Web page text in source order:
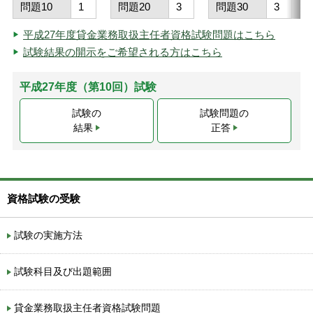
問題10
1
問題20
3
問題30
3
平成27年度貸金業務取扱主任者資格試験問題はこちら
試験結果の開示をご希望される方はこちら
平成27年度（第10回）試験
試験の
結果
試験問題の
正答
資格試験の受験
試験の実施方法
試験科目及び出題範囲
貸金業務取扱主任者資格試験問題